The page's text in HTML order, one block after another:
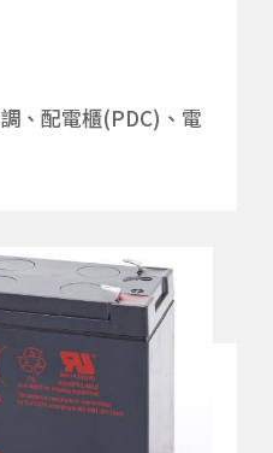
、配電櫃(PDC)、電